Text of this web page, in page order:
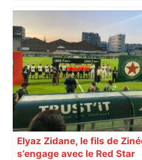
Elyaz Zidane, le fils de
s’engage avec le Red Star